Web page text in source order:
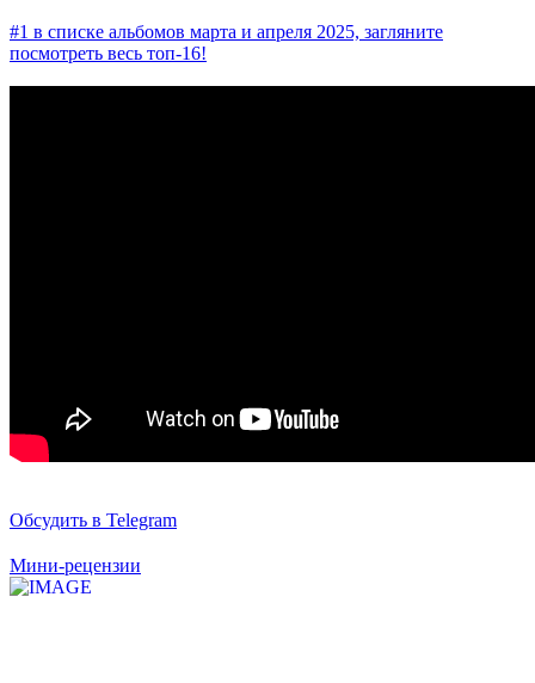
#1 в списке альбомов марта и апреля 2025, загляните
посмотреть весь топ-16!
Обсудить в Telegram
Мини-рецензии